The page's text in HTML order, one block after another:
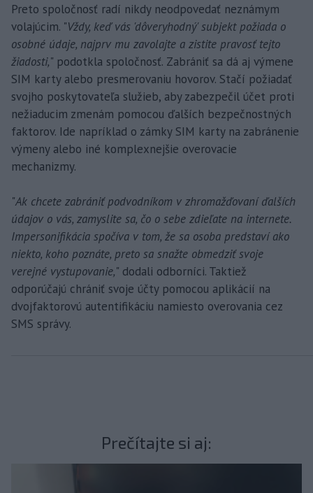
Preto spoločnosť radí nikdy neodpovedať neznámym
volajúcim. "Vždy, keď vás 'dôveryhodný' subjekt požiada o
osobné údaje, najprv mu zavolajte a zistite pravosť tejto
žiadosti," podotkla spoločnosť. Zabrániť sa dá aj výmene
SIM karty alebo presmerovaniu hovorov. Stačí požiadať
svojho poskytovateľa služieb, aby zabezpečil účet proti
nežiaducim zmenám pomocou ďalších bezpečnostných
faktorov. Ide napríklad o zámky SIM karty na zabránenie
výmeny alebo iné komplexnejšie overovacie
mechanizmy.
"Ak chcete zabrániť podvodníkom v zhromažďovaní ďalších
údajov o vás, zamyslite sa, čo o sebe zdieľate na internete.
Impersonifikácia spočíva v tom, že sa osoba predstaví ako
niekto, koho poznáte, preto sa snažte obmedziť svoje
verejné vystupovanie," dodali odborníci. Taktiež
odporúčajú chrániť svoje účty pomocou aplikácií na
dvojfaktorovú autentifikáciu namiesto overovania cez
SMS správy.
Prečítajte si aj: